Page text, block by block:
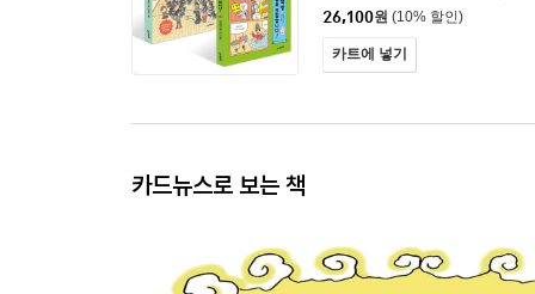
26,100원 (10% 할인)
카트에 넣기
카드뉴스로 보는 책